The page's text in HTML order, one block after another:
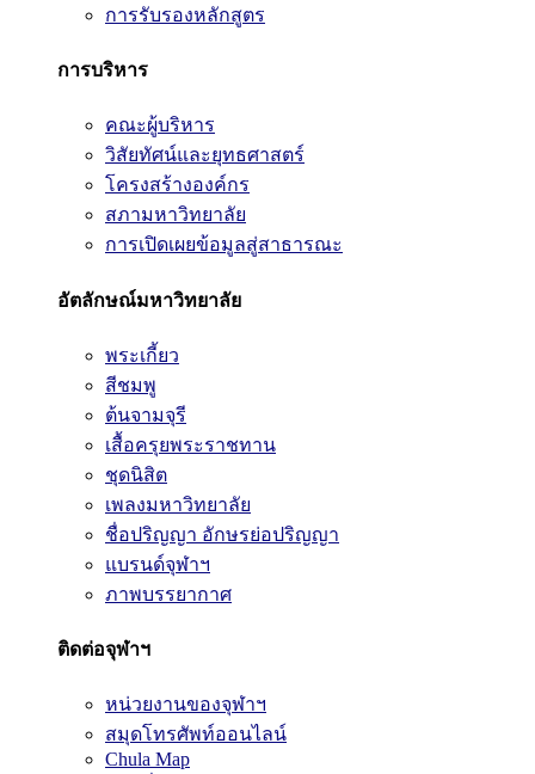
การรับรองหลักสูตร
การบริหาร
คณะผู้บริหาร
วิสัยทัศน์และยุทธศาสตร์
โครงสร้างองค์กร
สภามหาวิทยาลัย
การเปิดเผยข้อมูลสู่สาธารณะ
อัตลักษณ์มหาวิทยาลัย
พระเกี้ยว
สีชมพู
ต้นจามจุรี
เสื้อครุยพระราชทาน
ชุดนิสิต
เพลงมหาวิทยาลัย
ชื่อปริญญา อักษรย่อปริญญา
แบรนด์จุฬาฯ
ภาพบรรยากาศ
ติดต่อจุฬาฯ
หน่วยงานของจุฬาฯ
สมุดโทรศัพท์ออนไลน์
Chula Map